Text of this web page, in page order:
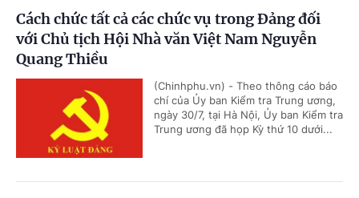
Cách chức tất cả các chức vụ trong Đảng đối
với Chủ tịch Hội Nhà văn Việt Nam Nguyễn
Quang Thiều
(Chinhphu.vn) - Theo thông cáo báo
chí của Ủy ban Kiểm tra Trung ương,
ngày 30/7, tại Hà Nội, Ủy ban Kiểm tra
Trung ương đã họp Kỳ thứ 10 dưới...